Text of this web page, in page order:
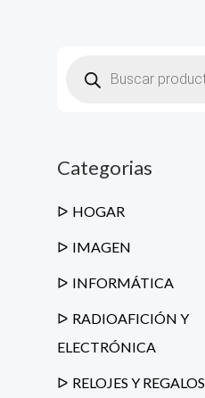
d
e
r
u
t
Categorias
HOGAR
IMAGEN
INFORMÁTICA
RADIOAFICIÓN Y
ELECTRÓNICA
RELOJES Y REGALOS